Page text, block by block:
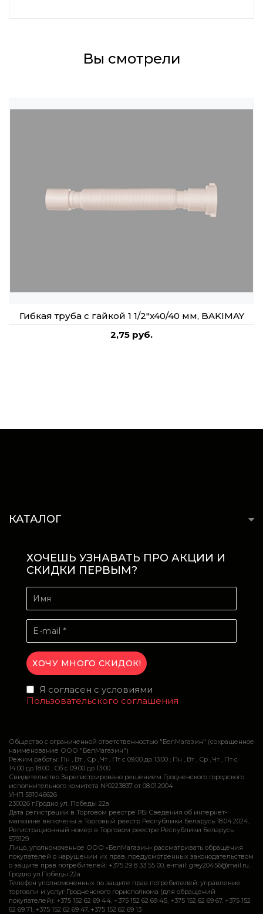
Вы смотрели
Гибкая труба с гайкой 1 1/2"x40/40 мм, BAKIMAY
2,75 руб.
КАТАЛОГ
ХОЧЕШЬ УЗНАВАТЬ ПРО АКЦИИ И
СКИДКИ ПЕРВЫМ?
Я согласен с условиями
Пользовательского соглашения
Общество с ограниченной ответственностью "БелМагазин" (сокращенное
наименование ООО "БелМагазин")
Режим работы: Пн , Вт , Ср , Чт , Пт c 09:00 до 13:00 ; Пн , Вт , Ср , Чт , Пт c
14:00 до 18:00 ; Сб c 09:00 до 13:00
Свидетельство Зарегистрировано решением Гродненского городского
исполнительного комитета №0223837 от 08.01.2004
УНП 591046626
230026 г.Гродно ул. Победы 22а
Дата регистрации в Торговом реестре РБ: Сведения об интернет-
магазине включены в Торговый реестр Республики Беларусь 18.04.2024,
Регистрационный номер в Торговом реестре Республики Беларусь
579129
Лицо, уполномоченное ООО «БелМагазин» рассматривать обращения
покупателей о нарушении их прав, предусмотренных законодательством
о защите прав потребителей: +375 29 8 33 55 00, e-mail: grey20456@mail.ru,
Гродно ул.Победы 22а
Телефон уполномоченных по защите прав потребителей: управление
торговли и услуг Гродненского горисполкома (для обращений
покупателей): +375 152 62 69 44, +375 152 62 69 45, +375 152 62 69 67, +375 152
62 69 71, +375 152 62 69 47, +375 152 62 69 13